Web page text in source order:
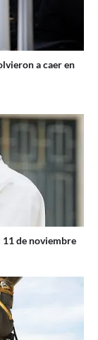
a caer en
11 de noviembre